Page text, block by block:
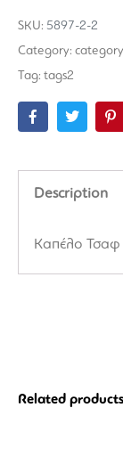
SKU: 5897-2-2
Category:
Tag: tags2
Description
Καπέλο
Related products